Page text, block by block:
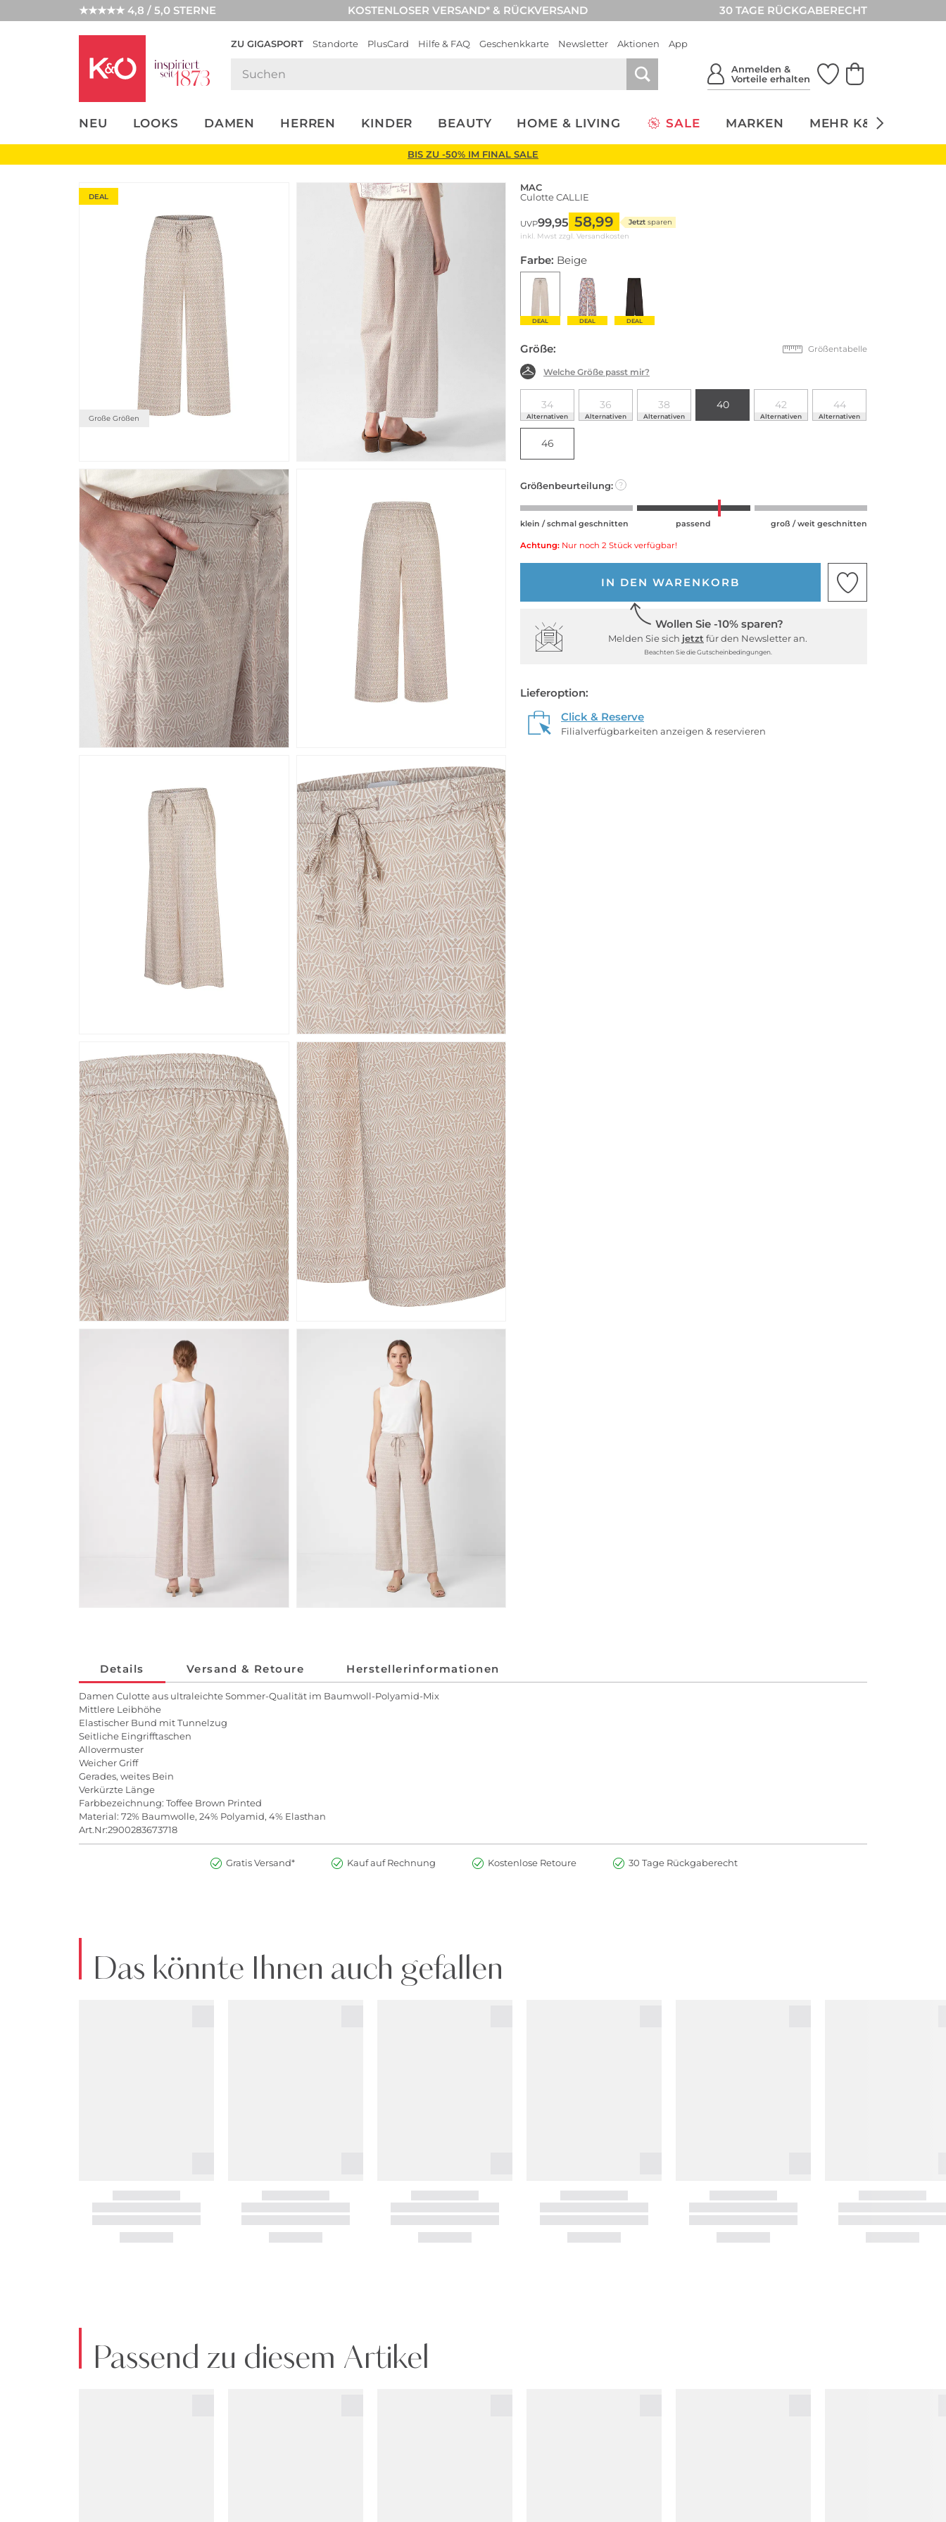
★★★★★ 4,8 / 5,0 STERNE KOSTENLOSER VERSAND* & RÜCKVERSAND 30 TAGE RÜCKGABERECHT
ZU GIGASPORT Standorte PlusCard Hilfe & FAQ Geschenkkarte Newsletter Aktionen App
Anmelden &
Vorteile erhalten
NEU LOOKS DAMEN HERREN KINDER BEAUTY HOME & LIVING SALE MARKEN MEHR K&Ö
UNSERE APP
CLICK &
BIS ZU -50% IM FINAL SALE
DEAL
Große Größen
MAC
Culotte CALLIE
UVP99,95 58,99 Jetzt sparen
inkl. Mwst zzgl. Versandkosten
Farbe: Beige
DEAL DEAL DEAL
Größe: Größentabelle
Welche Größe passt mir?
34
Alternativen
36
Alternativen
38
Alternativen
40 42
Alternativen
44
Alternativen
46
Größenbeurteilung: ?
klein / schmal geschnitten passend groß / weit geschnitten
Achtung: Nur noch 2 Stück verfügbar!
IN DEN WARENKORB
Wollen Sie -10% sparen?
Melden Sie sich jetzt für den Newsletter an.
Beachten Sie die Gutscheinbedingungen.
Lieferoption:
Click & Reserve
Filialverfügbarkeiten anzeigen & reservieren
Details Versand & Retoure Herstellerinformationen
Damen Culotte aus ultraleichte Sommer-Qualität im Baumwoll-Polyamid-Mix
Mittlere Leibhöhe
Elastischer Bund mit Tunnelzug
Seitliche Eingrifftaschen
Allovermuster
Weicher Griff
Gerades, weites Bein
Verkürzte Länge
Farbbezeichnung: Toffee Brown Printed
Material: 72% Baumwolle, 24% Polyamid, 4% Elasthan
Art.Nr:2900283673718
Gratis Versand* Kauf auf Rechnung Kostenlose Retoure 30 Tage Rückgaberecht
Das könnte Ihnen auch gefallen
Passend zu diesem Artikel